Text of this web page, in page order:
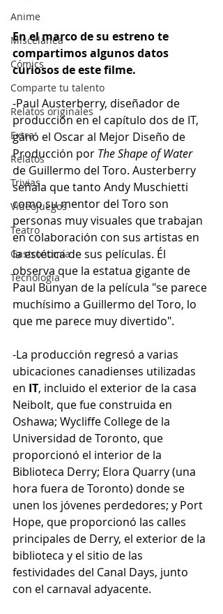
Anime
Miscelánea
Cómics
Comparte tu talento
Relatos originales
Extra
Relatos
Trivias
Videojuegos
Teatro
Gastronomía
Tecnología
En el marco de su estreno te
compartimos algunos datos
curiosos de este filme.
-Paul Austerberry, diseñador de
producción en el capítulo dos de IT,
ganó el Oscar al Mejor Diseño de
Producción por The Shape of Water
de Guillermo del Toro. Austerberry
señala que tanto Andy Muschietti
como su mentor del Toro son
personas muy visuales que trabajan
en colaboración con sus artistas en
la estética de sus películas. Él
observa que la estatua gigante de
Paul Bunyan de la película "se parece
muchísimo a Guillermo del Toro, lo
que me parece muy divertido".
-La producción regresó a varias
ubicaciones canadienses utilizadas
en IT, incluido el exterior de la casa
Neibolt, que fue construida en
Oshawa; Wycliffe College de la
Universidad de Toronto, que
proporcionó el interior de la
Biblioteca Derry; Elora Quarry (una
hora fuera de Toronto) donde se
unen los jóvenes perdedores; y Port
Hope, que proporcionó las calles
principales de Derry, el exterior de la
biblioteca y el sitio de las
festividades del Canal Days, junto
con el carnaval adyacente.